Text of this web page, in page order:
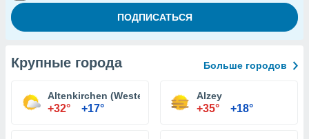
Крупные города Больше городов
Altenkirchen (Westerwald)
+32° +17°
Alzey
+35° +18°